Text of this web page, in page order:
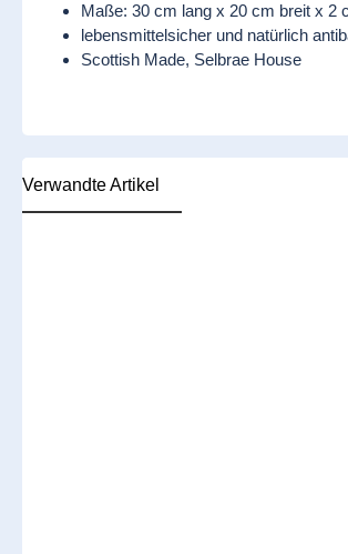
Maße: 30 cm lang x 20 cm breit x 2
lebensmittelsicher und natürlich
Scottish Made, Selbrae House
Verwandte Artikel